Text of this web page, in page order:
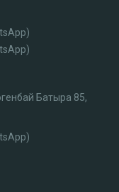
Батыра 85,